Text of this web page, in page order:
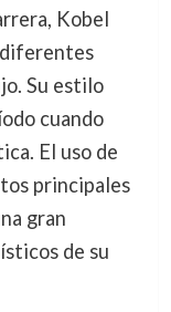
Kobel
Su estilo
cuando
El uso de
principales
gran
de su